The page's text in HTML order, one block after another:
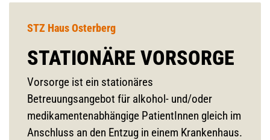
STZ Haus Osterberg
STATIONÄRE VORSORGE
Vorsorge ist ein stationäres
Betreuungsangebot für alkohol- und/oder
medikamentenabhängige PatientInnen gleich im
Anschluss an den Entzug in einem Krankenhaus.